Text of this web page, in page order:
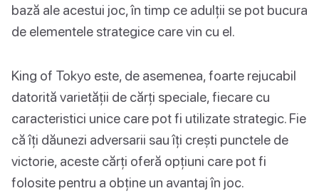
bază ale acestui joc, în timp ce adulții se pot bucura
de elementele strategice care vin cu el.
King of Tokyo este, de asemenea, foarte rejucabil
datorită varietății de cărți speciale, fiecare cu
caracteristici unice care pot fi utilizate strategic. Fie
că îți dăunezi adversarii sau îți crești punctele de
victorie, aceste cărți oferă opțiuni care pot fi
folosite pentru a obține un avantaj în joc.